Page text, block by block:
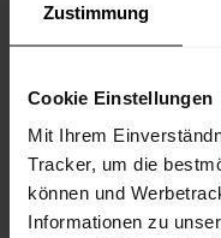
Zustimmung
Cookie Einstellungen
Mit Ihrem
Tracker, um die
können und
Informationen zu
Seamless Baselayer-